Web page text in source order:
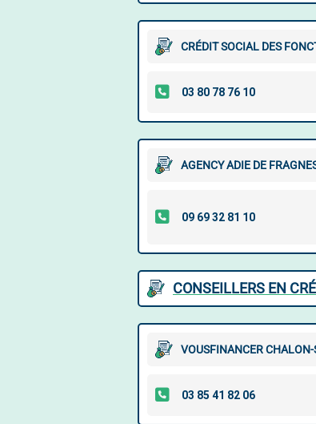
CRÉDIT SOCIAL DES
AGENCY ADIE DE
CONSEILLERS EN
VOUSFINANCER CHALON-